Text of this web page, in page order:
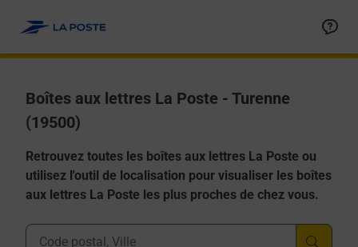
Boîtes aux lettres La Poste - Turenne
(19500)
Retrouvez toutes les boîtes aux lettres La Poste ou
utilisez l'outil de localisation pour visualiser les boîtes
aux lettres La Poste les plus proches de chez vous.
Ville, Département, Code Postal